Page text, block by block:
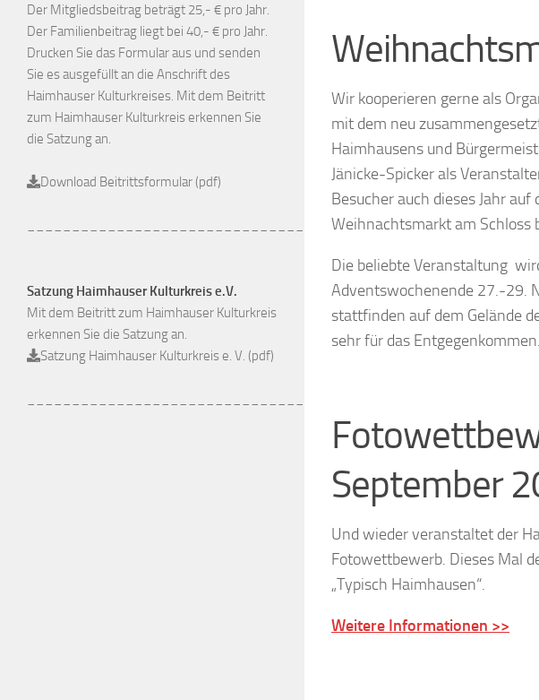
Wir kooperieren gerne als
mit dem neu
Haimhausens und
Jänicke-Spicker als
Besucher auch dieses Jahr
Weihnachtsmarkt am Schloss
Die beliebte Veranstaltung
Adventswochenende 27.-29.
stattfinden auf dem Gelände
sehr für das Entgegenkommen.
September
Und wieder veranstaltet der
Fotowettbewerb. Dieses Mal
„Typisch Haimhausen“.
Weitere Informationen >>
Der Mitgliedsbeitrag beträgt 25,- € pro Jahr.
Der Familienbeitrag liegt bei 40,- € pro Jahr.
Drucken Sie das Formular aus und senden
Sie es ausgefüllt an die Anschrift des
Haimhauser Kulturkreises. Mit dem Beitritt
zum Haimhauser Kulturkreis erkennen Sie
die Satzung an.
Download Beitrittsformular (pdf)
Satzung Haimhauser Kulturkreis e.V.
Mit dem Beitritt zum Haimhauser Kulturkreis
erkennen Sie die Satzung an.
Satzung Haimhauser Kulturkreis e. V. (pdf)